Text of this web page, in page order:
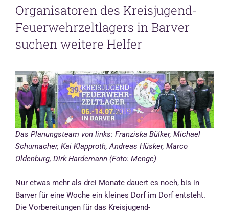
AM
Organisatoren des Kreisjugend-
Feuerwehrzeltlagers in Barver
suchen weitere Helfer
Das Planungsteam von links: Franziska Bülker, Michael
Schumacher, Kai Klapproth, Andreas Hüsker, Marco
Oldenburg, Dirk Hardemann (Foto: Menge)
Nur etwas mehr als drei Monate dauert es noch, bis in
Barver für eine Woche ein kleines Dorf im Dorf entsteht.
Die Vorbereitungen für das Kreisjugend-